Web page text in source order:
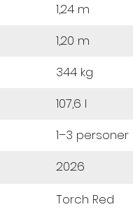
1,24 m
1,20 m
344 kg
107,6 l
1–3 personer
2026
Torch Red